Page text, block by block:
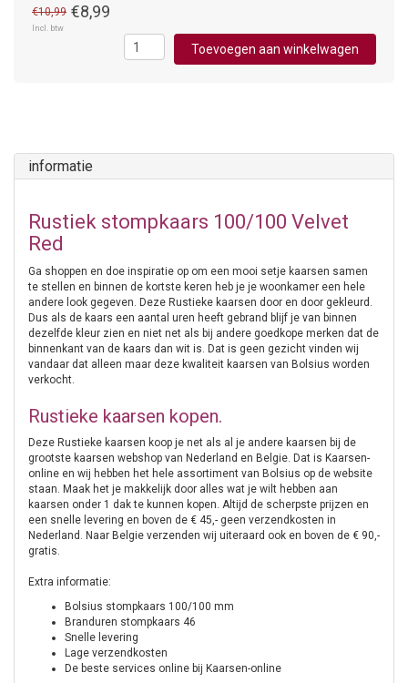
€10,99 €8,99
Incl. btw
Toevoegen aan winkelwagen
informatie
Rustiek stompkaars 100/100 Velvet
Red
Ga shoppen en doe inspiratie op om een mooi setje kaarsen samen
te stellen en binnen de kortste keren heb je je woonkamer een hele
andere look gegeven. Deze Rustieke kaarsen door en door gekleurd.
Dus als de kaars een aantal uren heeft gebrand blijf je van binnen
dezelfde kleur zien en niet net als bij andere goedkope merken dat de
binnenkant van de kaars dan wit is. Dat is geen gezicht vinden wij
vandaar dat alleen maar deze kwaliteit kaarsen van Bolsius worden
verkocht.
Rustieke kaarsen kopen.
Deze Rustieke kaarsen koop je net als al je andere kaarsen bij de
grootste kaarsen webshop van Nederland en Belgie. Dat is Kaarsen-
online en wij hebben het hele assortiment van Bolsius op de website
staan. Maak het je makkelijk door alles wat je wilt hebben aan
kaarsen onder 1 dak te kunnen kopen. Altijd de scherpste prijzen en
een snelle levering en boven de € 45,- geen verzendkosten in
Nederland. Naar Belgie verzenden wij uiteraard ook en boven de € 90,-
gratis.
Extra informatie:
Bolsius stompkaars 100/100 mm
Branduren stompkaars 46
Snelle levering
Lage verzendkosten
De beste services online bij Kaarsen-online